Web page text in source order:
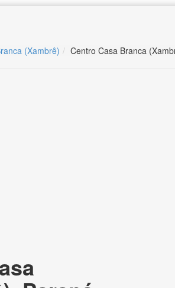
(Xambrê) Centro Casa Branca